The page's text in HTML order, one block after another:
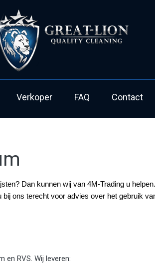
Verkoper FAQ Contact
Dan kunnen wij van 4M-Trading u
ons terecht voor advies over het gebruik
en RVS. Wij leveren: